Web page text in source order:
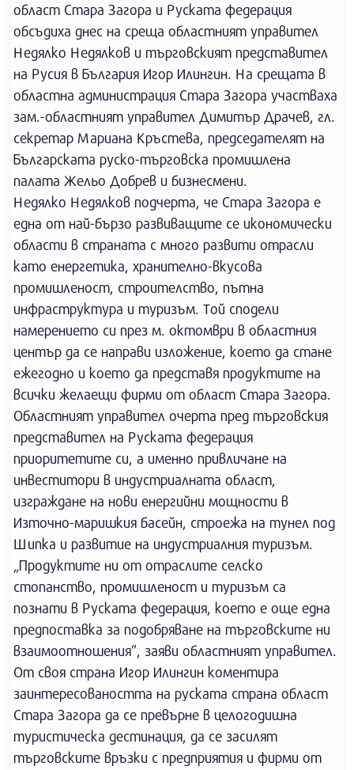
област Стара Загора и Руската федерация
обсъдиха днес на среща областният управител
Недялко Недялков и търговският представител
на Русия в България Игор Илингин. На срещата в
областна администрация Стара Загора участваха
зам.-областният управител Димитър Драчев, гл.
секретар Мариана Кръстева, председателят на
Българската руско-търговска промишлена
палата Жельо Добрев и бизнесмени.
Недялко Недялков подчерта, че Стара Загора е
една от най-бързо развиващите се икономически
области в страната с много развити отрасли
като енергетика, хранително-вкусова
промишленост, строителство, пътна
инфраструктура и туризъм. Той сподели
намерението си през м. октомври в областния
център да се направи изложение, което да стане
ежегодно и което да представя продуктите на
всички желаещи фирми от област Стара Загора.
Областният управител очерта пред търговския
представител на Руската федерация
приоритетите си, а именно привличане на
инвеститори в индустриалната област,
изграждане на нови енергийни мощности в
Източно-маришкия басейн, строежа на тунел под
Шипка и развитие на индустриалния туризъм.
„Продуктите ни от отраслите селско
стопанство, промишленост и туризъм са
познати в Руската федерация, което е още една
предпоставка за подобряване на търговските ни
взаимоотношения”, заяви областният управител.
От своя страна Игор Илингин коментира
заинтересоваността на руската страна област
Стара Загора да се превърне в целогодишна
туристическа дестинация, да се засилят
търговските връзки с предприятия и фирми от